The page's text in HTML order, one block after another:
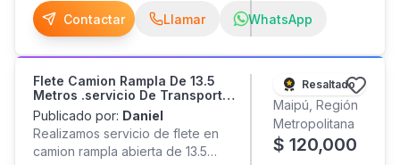
y cantidad de perforaciones.
Servicios: • Pasadas para
ventilación. • Anclajes
estructurales. • Perforaciones
para socalzados de pilares y
fundaciones. • Extracción de
testigos de hormigón.
públicas y privadas. Nuestros
servicios: Aumentos de plazo.
Defensa y eliminación de multas.
Análisis de contratos y bases
administrativas. Respuesta a
observaciones de ITO.
Presupuestos y cubicaciones.
Regularizaciones técnicas.
Contactar Llamar WhatsApp
Flete Camion Rampla De 13.5
Metros .servicio De Transporte
De Carga
Publicado por: Daniel
Realizamos servicio de flete en
camion rampla abierta de 13.5
Resaltado
Maipú, Región
Metropolitana
$ 120,000